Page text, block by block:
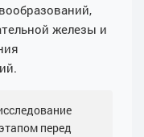
железы и
перед